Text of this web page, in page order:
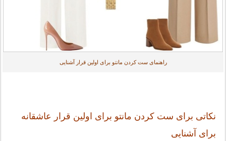
راهنمای ست کردن مانتو برای اولین قرار آشنایی
نکاتی برای ست کردن مانتو برای اولین قرار عاشقانه
برای آشنایی